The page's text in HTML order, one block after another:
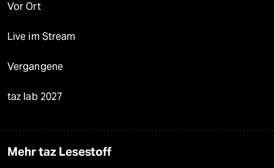
Vor Ort
Live im Stream
Vergangene
taz lab 2027
Mehr taz Lesestoff